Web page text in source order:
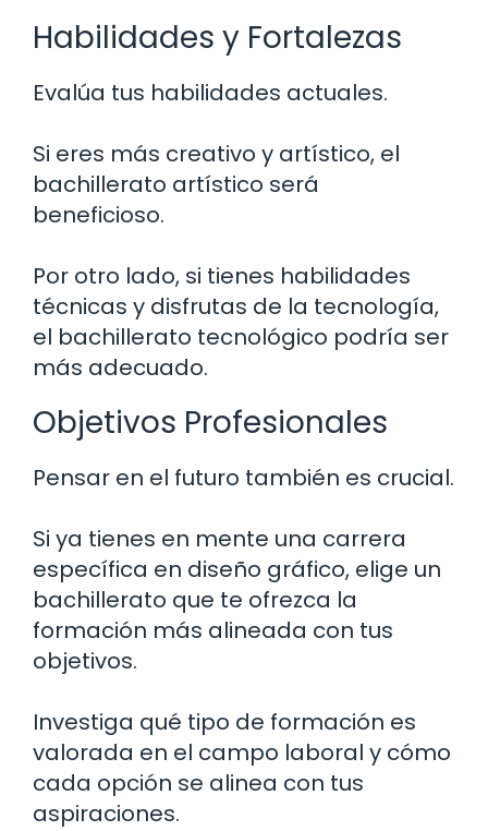
Habilidades y Fortalezas
Evalúa tus habilidades actuales.
Si eres más creativo y artístico, el
bachillerato artístico será
beneficioso.
Por otro lado, si tienes habilidades
técnicas y disfrutas de la tecnología,
el bachillerato tecnológico podría ser
más adecuado.
Objetivos Profesionales
Pensar en el futuro también es crucial.
Si ya tienes en mente una carrera
específica en diseño gráfico, elige un
bachillerato que te ofrezca la
formación más alineada con tus
objetivos.
Investiga qué tipo de formación es
valorada en el campo laboral y cómo
cada opción se alinea con tus
aspiraciones.